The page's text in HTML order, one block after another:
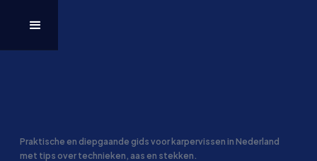
Praktische en diepgaande gids voor karpervissen in Nederland
met tips over technieken, aas en stekken.